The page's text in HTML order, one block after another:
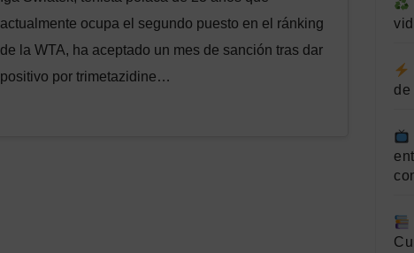
actualmente ocupa el segundo puesto en el ránking
de la WTA, ha aceptado un mes de sanción tras dar
positivo por trimetazidine…
de